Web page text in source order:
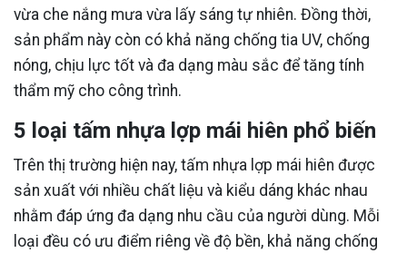
vừa che nắng mưa vừa lấy sáng tự nhiên. Đồng thời,
sản phẩm này còn có khả năng chống tia UV, chống
nóng, chịu lực tốt và đa dạng màu sắc để tăng tính
thẩm mỹ cho công trình.
5 loại tấm nhựa lợp mái hiên phổ biến
Trên thị trường hiện nay, tấm nhựa lợp mái hiên được
sản xuất với nhiều chất liệu và kiểu dáng khác nhau
nhằm đáp ứng đa dạng nhu cầu của người dùng. Mỗi
loại đều có ưu điểm riêng về độ bền, khả năng chống